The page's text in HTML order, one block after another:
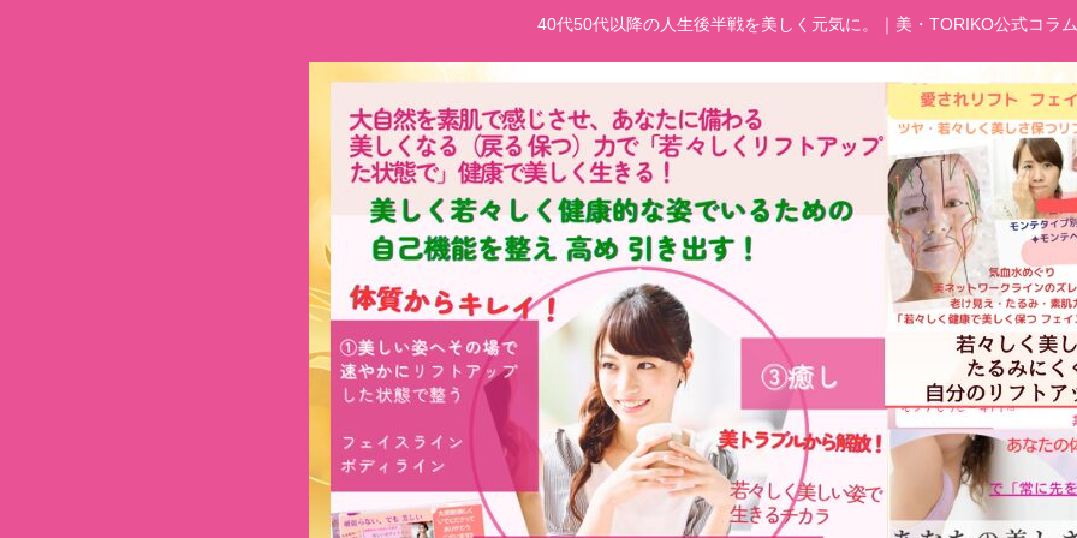
40代50代以降の人生後半戦を美しく元気に。｜美・TORIKO公式コラム